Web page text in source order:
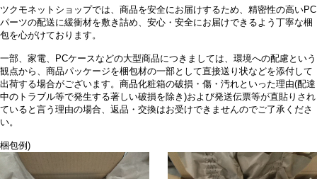
ツクモネットショップでは、商品を安全にお届けするため、精密性の高いPC
パーツの配送に緩衝材を敷き詰め、安心・安全にお届けできるよう丁寧な梱
包を心がけております。
一部、家電、PCケースなどの大型商品につきましては、環境への配慮という
観点から、商品パッケージを梱包材の一部として直接送り状などを添付して
出荷する場合がございます。商品化粧箱の破損・傷・汚れといった理由(配達
中のトラブル等で発生する著しい破損を除き)および発送伝票等が直貼りされ
ていると言う理由の場合、返品・交換はお受けできませんのでご了承くださ
い。
梱包例)